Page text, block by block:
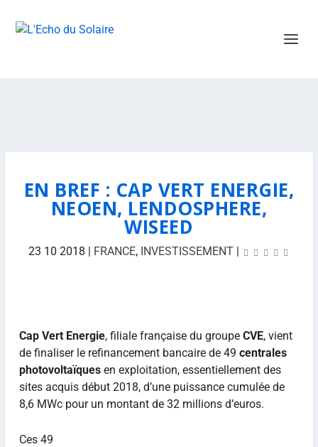
EN BREF : CAP VERT ENERGIE,
NEOEN, LENDOSPHERE,
WISEED
23 10 2018 | FRANCE, INVESTISSEMENT |
Cap Vert Energie, filiale française du groupe CVE, vient
de finaliser le refinancement bancaire de 49 centrales
photovoltaïquesen exploitation, essentiellement des
sites acquis début 2018, d’une puissance cumulée de
8,6 MWc pour un montant de 32 millions d’euros.
Ces 49